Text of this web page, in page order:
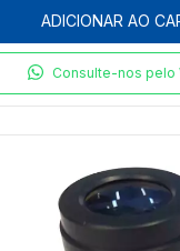
ADICIONAR AO
Consulte-nos pelo